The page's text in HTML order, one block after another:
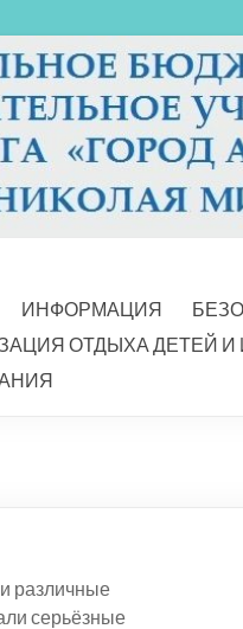
ИНФОРМАЦИЯ
ОТДЫХА ДЕТЕЙ
различные
серьёзные